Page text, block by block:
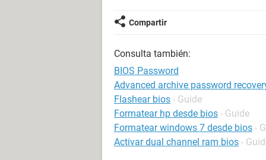
Compartir
Consulta también:
BIOS Password
Advanced archive password
Flashear bios - Guide
Formatear hp desde bios - Guide
Formatear windows 7 desde bios -
Activar dual channel ram bios -